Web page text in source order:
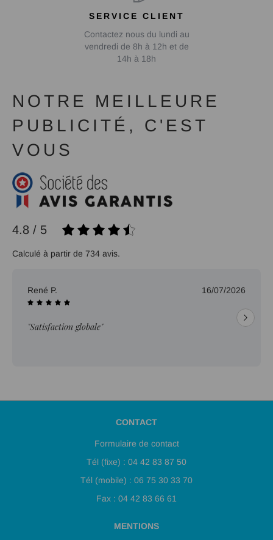
SERVICE CLIENT
Contactez nous du lundi au
vendredi de 8h à 12h et de
14h à 18h
NOTRE MEILLEURE
PUBLICITÉ, C'EST
VOUS
4.8 / 5
Calculé à partir de 734 avis.
René P. 16/07/2026
"Satisfaction globale"
CONTACT
Formulaire de contact
Tél (fixe) : 04 42 83 87 50
Tél (mobile) : 06 75 30 33 70
Fax : 04 42 83 66 61
MENTIONS